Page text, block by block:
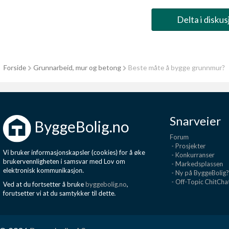
Delta i
Forside Grunnarbeid, mur og betong Beste måte å bygge grunnmur?
ByggeBolig.no
Vi bruker informasjonskapsler (cookies) for å øke
brukervennligheten i samsvar med Lov om
elektronisk kommunikasjon.
Ved at du fortsetter å brukebyggebolig.no,
forutsetter vi at du samtykker til dette.
Snarveier
Forum
- Prosjekter
- Konkurranser
- Markedsplassen
- Ny på ByggeBolig?
- Off-Topic